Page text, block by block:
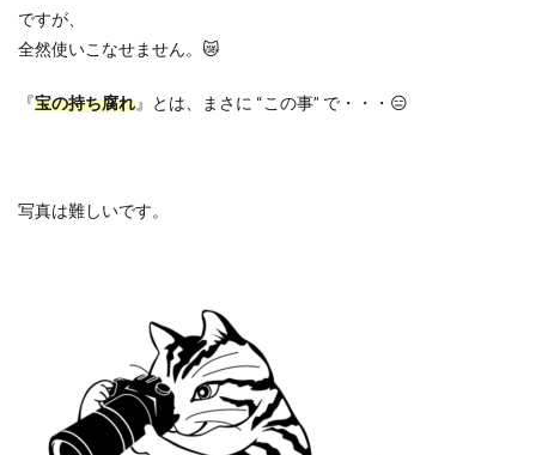
ですが、
全然使いこなせません。😿
『宝の持ち腐れ』とは、まさに “この事” で・・・😑
写真は難しいです。